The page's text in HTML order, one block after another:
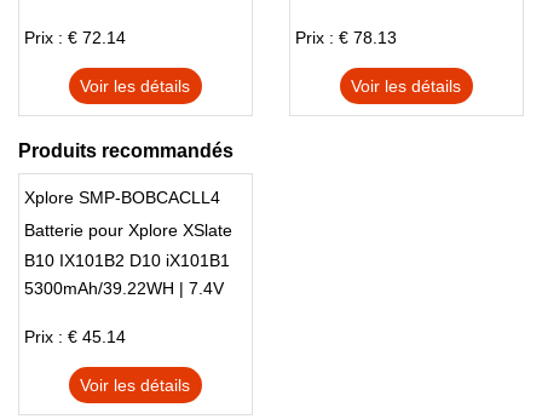
Prix : € 72.14
Voir les détails
Prix : € 78.13
Voir les détails
Produits recommandés
Xplore SMP-BOBCACLL4
Batterie pour Xplore XSlate
B10 IX101B2 D10 iX101B1
5300mAh/39.22WH | 7.4V
Prix : € 45.14
Voir les détails